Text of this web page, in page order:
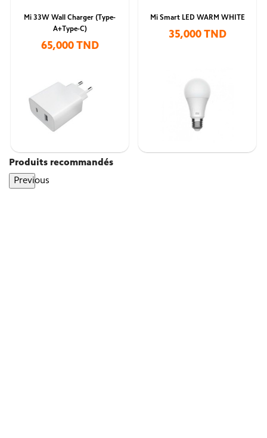
Mi 33W Wall Charger (Type-
A+Type-C)
65,000 TND
Mi Smart LED WARM WHITE
35,000 TND
Produits recommandés
Previous